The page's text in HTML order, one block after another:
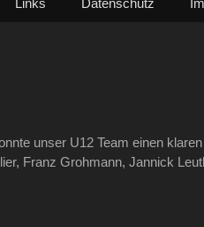
Links Datenschutz
unser U12 Team einen
Franz Grohmann, Jannick